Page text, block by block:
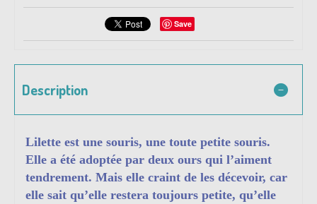
Save
Description
Lilette est une souris, une toute petite souris.
Elle a été adoptée par deux ours qui l’aiment
tendrement. Mais elle craint de les décevoir, car
elle sait qu’elle restera toujours petite, qu’elle